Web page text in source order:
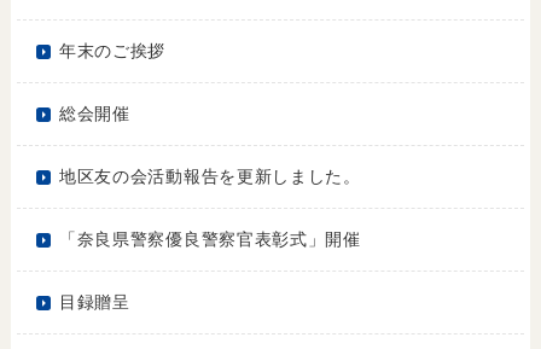
年末のご挨拶
総会開催
地区友の会活動報告を更新しました。
「奈良県警察優良警察官表彰式」開催
目録贈呈